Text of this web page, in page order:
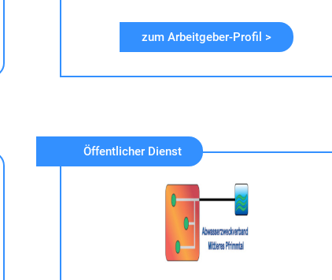
Filtratwasserspeicher (2004) neu gebaut sowie
die Rechenanlage (2013) erneuert und
inzwischen auch die Sandwaschanlage neu
denkompletten Neubau der Kläranlageauf
technische Personalzum Betrieb der
verbandseigenen Kläranlage. Wir setzen hierbei
auf ein familiäres und faires Miteinander.
zum Arbeitgeber-Profil >
Öffentlicher Dienst